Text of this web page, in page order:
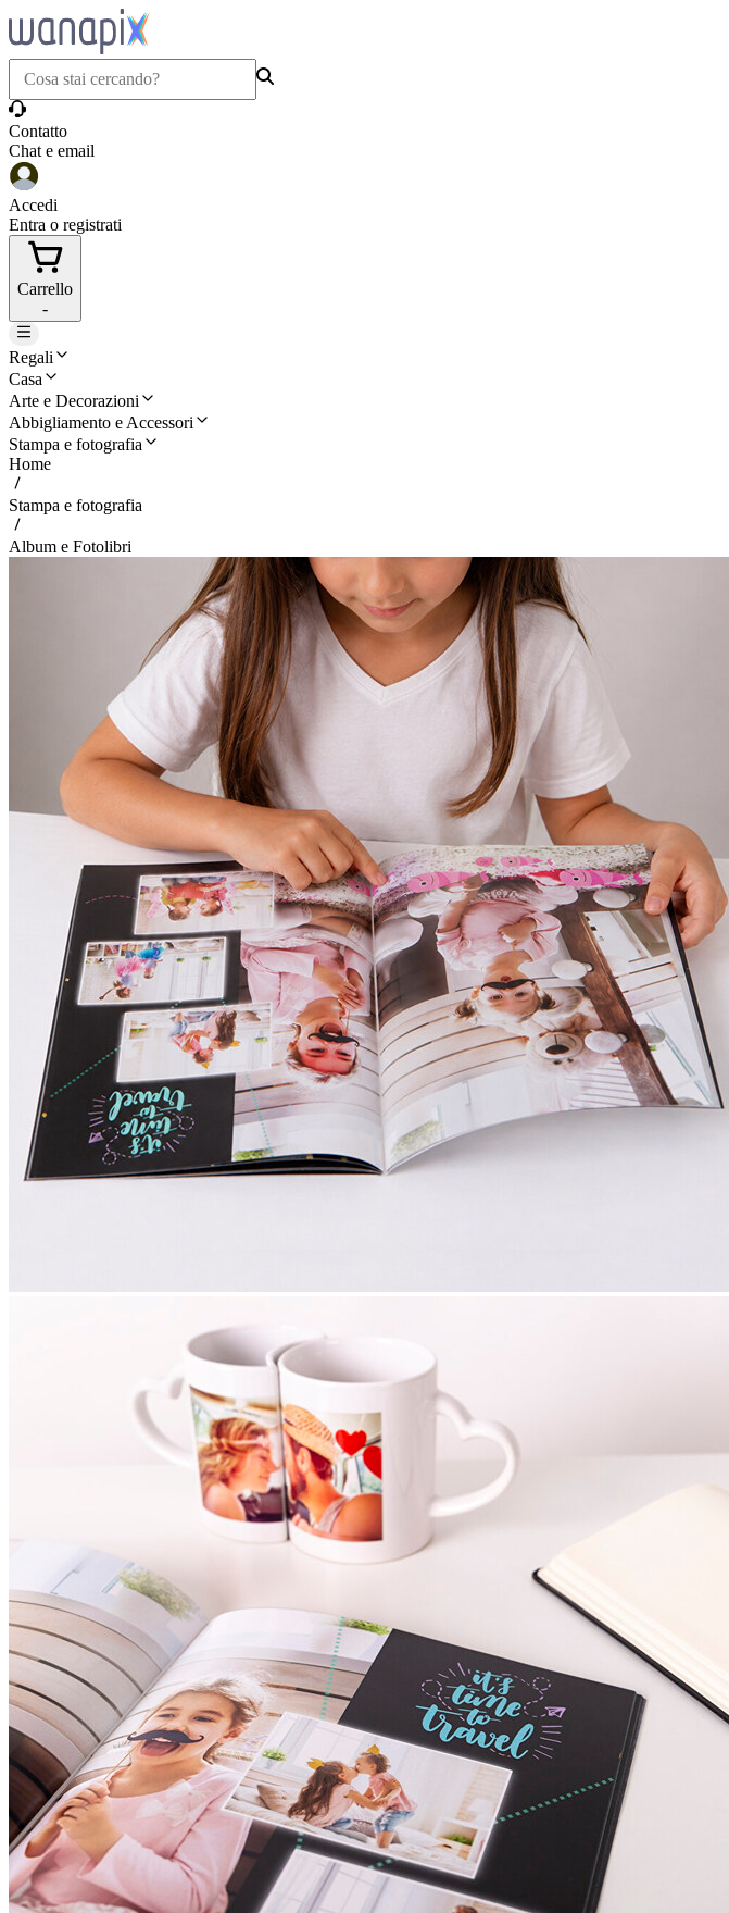
Contatto
Chat e email
Accedi
Entra o registrati
Carrello
-
Regali
Casa
Arte e Decorazioni
Abbigliamento e Accessori
Stampa e fotografia
Home
Stampa e fotografia
Album e Fotolibri